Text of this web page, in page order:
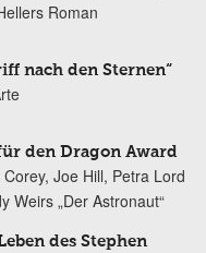
Roman
nach den Sternen“
den Dragon Award
Joe Hill, Petra Lord
Weirs „Der Astronaut“
des Stephen